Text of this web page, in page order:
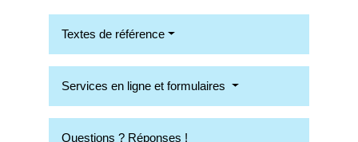
Textes de référence
Services en ligne et formulaires
Questions ? Réponses !